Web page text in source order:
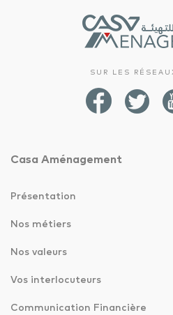
SUR LES
Casa Aménagement
Présentation
Nos métiers
Nos valeurs
Vos interlocuteurs
Communication Financière